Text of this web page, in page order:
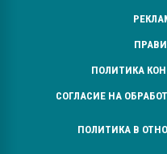
ПОЛИТИКА
СОГЛАСИЕ НА
ПОЛИТИКА В